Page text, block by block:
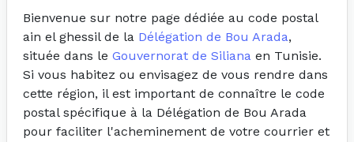
Bienvenue sur notre page dédiée au code postal
ain el ghessil de la Délégation de Bou Arada,
située dans le Gouvernorat de Siliana en Tunisie.
Si vous habitez ou envisagez de vous rendre dans
cette région, il est important de connaître le code
postal spécifique à la Délégation de Bou Arada
pour faciliter l'acheminement de votre courrier et